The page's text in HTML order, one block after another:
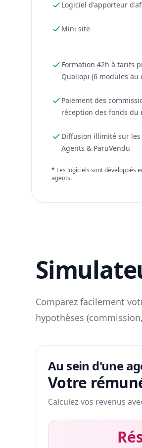
Logiciel d'apporteur
Mini site
Formation 42h à tarifs
Qualiopi (6 modules au
Paiement des
réception des fonds du
Diffusion illimité sur
Agents & ParuVendu
* Les logiciels sont développés
agents.
Comparez facilement
hypothèses
Au sein d'une
Votre
Calculez vos revenus